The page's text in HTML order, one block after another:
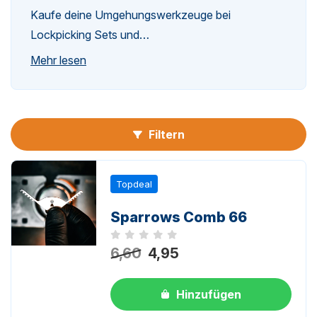
Kaufe deine Umgehungswerkzeuge bei
Lockpicking Sets und…
Mehr lesen
Filtern
Topdeal
Sparrows Comb 66
Noch keine Bewertungen
6,60 4,95
Hinzufügen